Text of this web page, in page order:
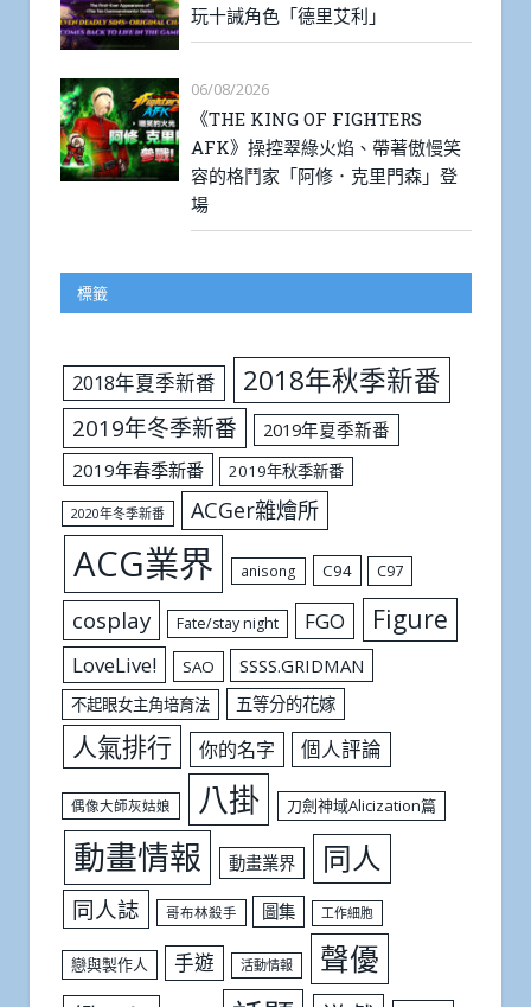
玩十誡角色「德里艾利」
06/08/2026
《THE KING OF FIGHTERS
AFK》操控翠綠火焰、帶著傲慢笑
容的格鬥家「阿修．克里門森」登
場
標籤
2018年夏季新番 2018年秋季新番
2019年冬季新番
2019年夏季新番
2019年春季新番
2019年秋季新番
2020年冬季新番 ACGer雜燴所
ACG業界 anisong C94 C97
cosplay Fate/stay night FGO Figure
LoveLive! SAO SSSS.GRIDMAN
不起眼女主角培育法 五等分的花嫁
人氣排行 你的名字 個人評論
偶像大師灰姑娘 八掛 刀劍神域Alicization篇
動畫情報 動畫業界 同人
同人誌 哥布林殺手 圖集 工作細胞
戀與製作人 手遊 活動情報 聲優